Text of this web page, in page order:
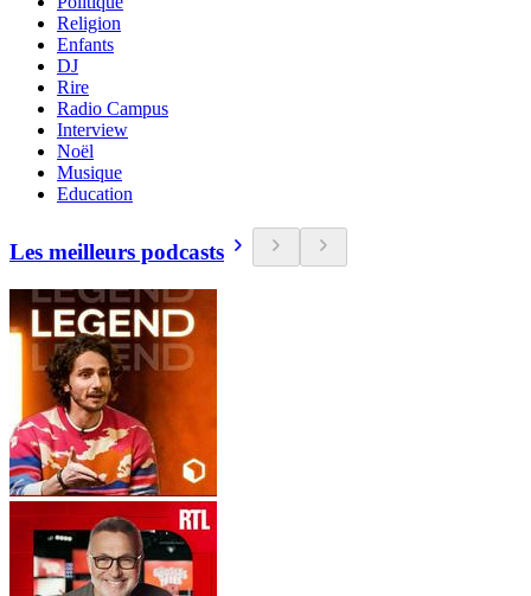
Religion
Enfants
DJ
Rire
Radio Campus
Interview
Noël
Musique
Education
Les meilleurs podcasts